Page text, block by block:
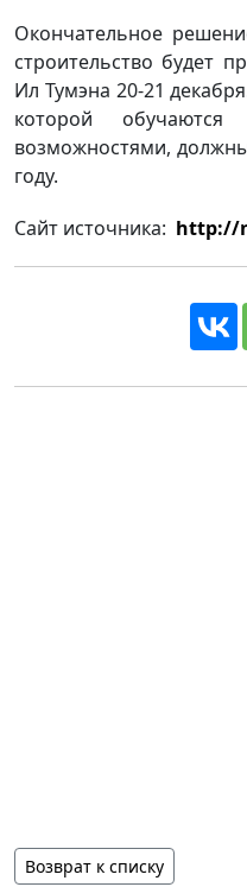
Окончательное
строительство будет
Ил Тумэна 20-21
которой
возможностями,
году.
Сайт источника: http://
Возврат к списку